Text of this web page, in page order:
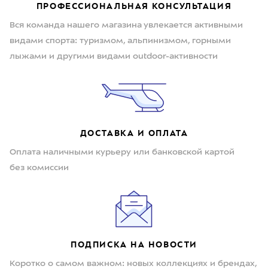
ПРОФЕССИОНАЛЬНАЯ КОНСУЛЬТАЦИЯ
Вся команда нашего магазина увлекается активными
видами спорта: туризмом, альпинизмом, горными
лыжами и другими видами outdoor-активности
ДОСТАВКА И ОПЛАТА
Оплата наличными курьеру или банковской картой
без комиссии
ПОДПИСКА НА НОВОСТИ
Коротко о самом важном: новых коллекциях и брендах,